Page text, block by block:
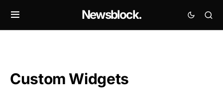
Newsblock.
Custom Widgets